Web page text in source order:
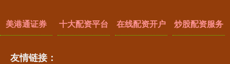
美港通证券 十大配资平台 在线配资开户 炒股配资服务
友情链接：